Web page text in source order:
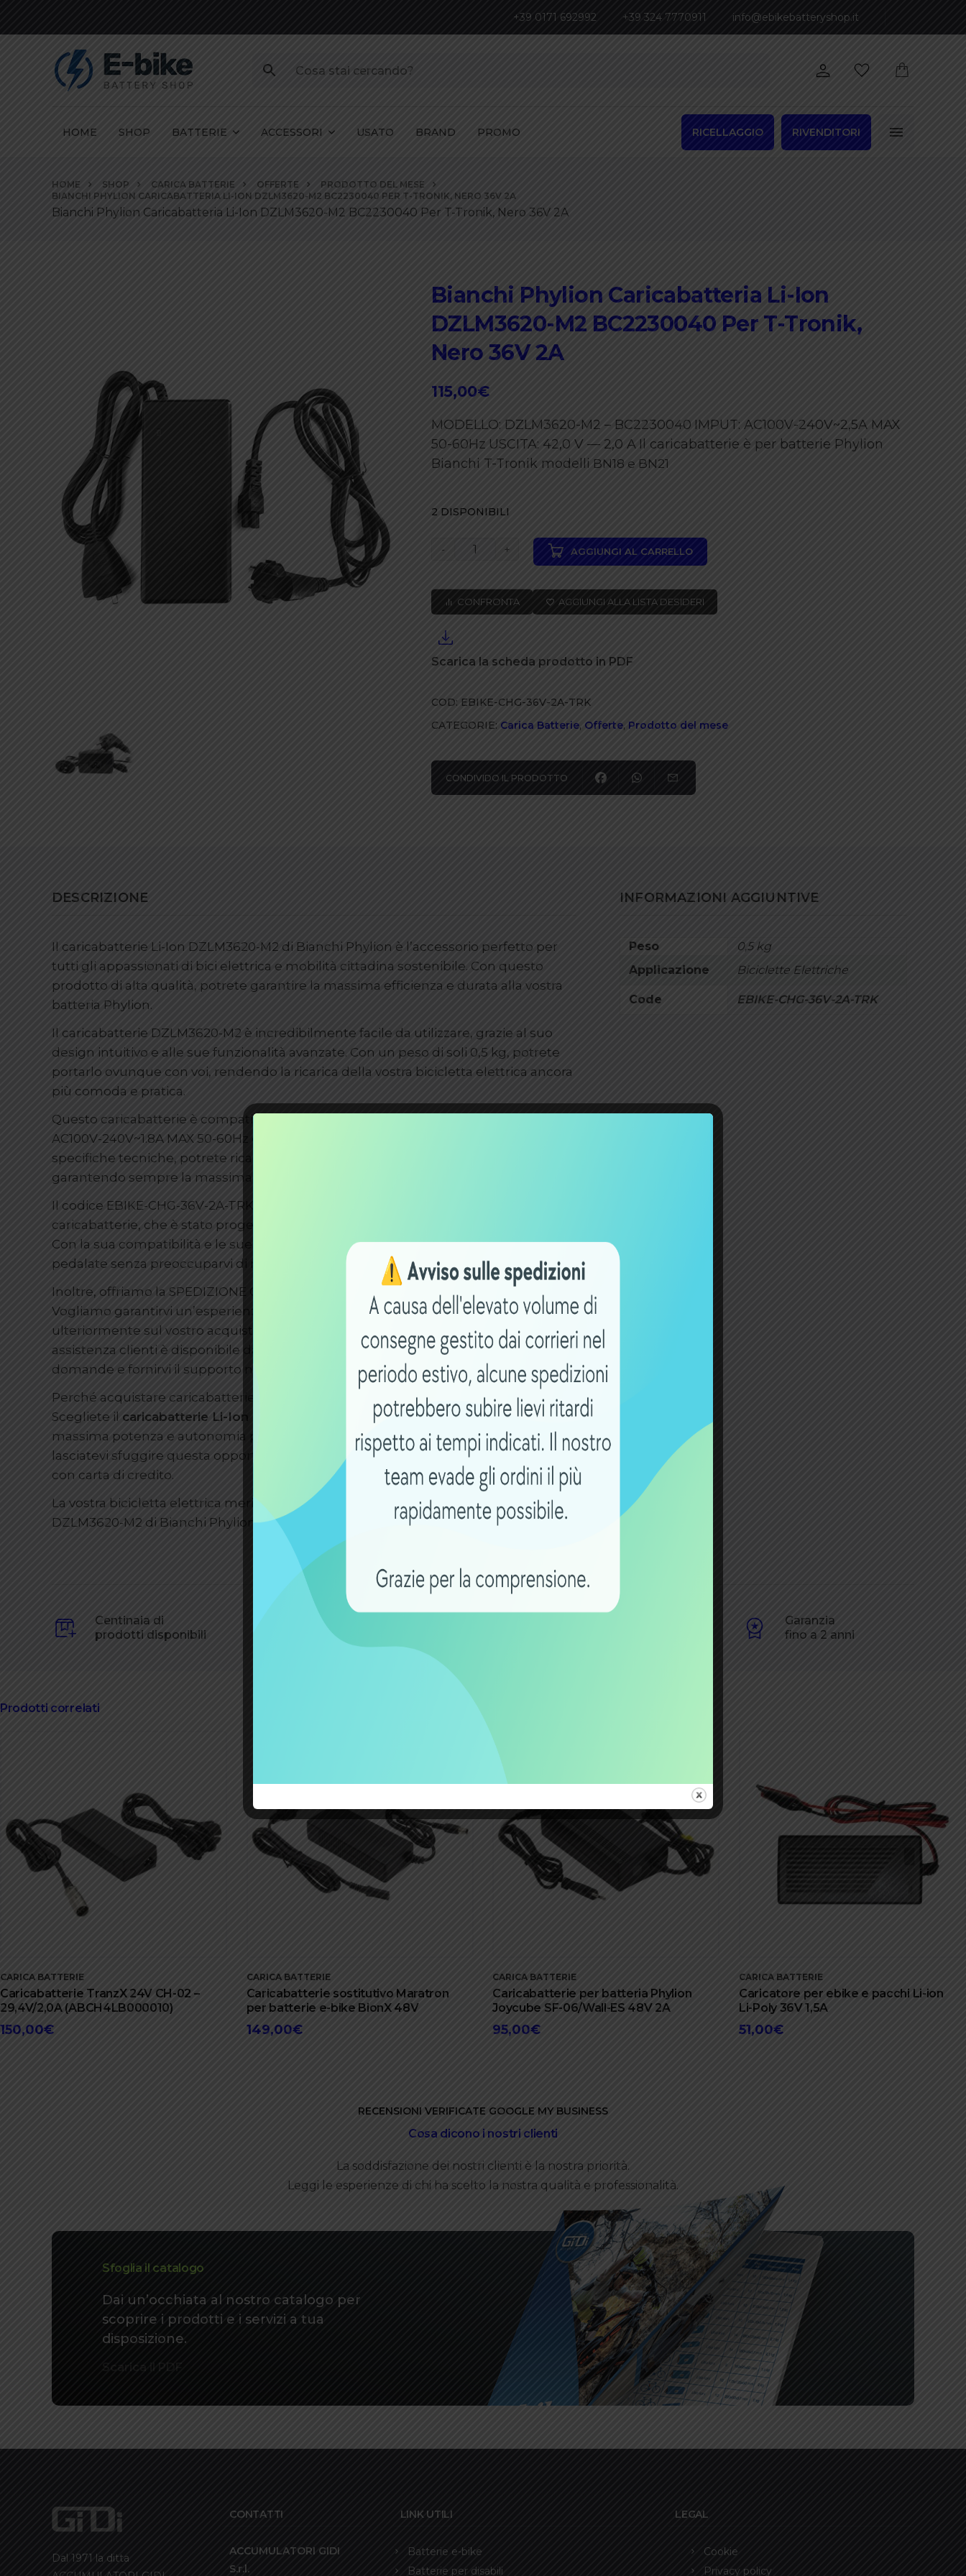
contenuti
+39 0171 692992 +39 324 7770911 info@ebikebatteryshop.it
HOME SHOP BATTERIE ACCESSORI USATO BRAND PROMO RICELLAGGIO RIVENDITORI
HOME SHOP CARICA BATTERIE OFFERTE
PRODOTTO DEL MESE
BIANCHI PHYLION CARICABATTERIA LI-ION DZLM3620-M2 BC2230040 PER T-TRONIK, NERO 36V 2A
Bianchi Phylion Caricabatteria Li-Ion DZLM3620-M2 BC2230040 Per T-Tronik, Nero 36V 2A
Bianchi Phylion Caricabatteria Li-Ion
DZLM3620-M2 BC2230040 Per T-Tronik,
Nero 36V 2A
115,00€
MODELLO: DZLM3620-M2 – BC2230040 IMPUT: AC100V-240V~2,5A MAX
50-60Hz USCITA: 42,0 V — 2,0 A Il caricabatterie è per batterie Phylion
Bianchi T-Tronik modelli BN18 e BN21
2 DISPONIBILI
Bianchi
Li-
M2
Per
T-
Nero
36V
AGGIUNGI AL CARRELLO
CONFRONTA AGGIUNGI ALLA LISTA DESIDERI
Scarica la scheda prodotto in PDF
COD: EBIKE-CHG-36V-2A-TRK
CATEGORIE: Carica Batterie, Offerte, Prodotto del mese
CONDIVIDO IL PRODOTTO
DESCRIZIONE
Il caricabatterie Li-Ion DZLM3620-M2 di Bianchi Phylion è l’accessorio perfetto per
tutti gli appassionati di bici elettrica e mobilità cittadina sostenibile. Con questo
prodotto di alta qualità, potrete garantire la massima efficienza e durata alla vostra
batteria Phylion.
Il caricabatterie DZLM3620-M2 è incredibilmente facile da utilizzare, grazie al suo
design intuitivo e alle sue funzionalità avanzate. Con un peso di soli 0,5 kg, potrete
portarlo ovunque con voi, rendendo la ricarica della vostra bicicletta elettrica ancora
più comoda e pratica.
Questo caricabatterie è compatibile con le batterie Phylion e offre un’imput di
AC100V-240V~1.8A MAX 50-60Hz e un’uscita di 42,0 V — 2,0 A. Grazie a queste
specifiche tecniche, potrete ricaricare la vostra batteria in modo rapido e sicuro,
garantendo sempre la massima potenza e autonomia alla vostra bicicletta elettrica.
Il codice EBIKE-CHG-36V-2A-TRK vi permetterà di identificare facilmente questo
caricabatterie, che è stato progettato appositamente per le biciclette elettriche.
Con la sua compatibilità e le sue prestazioni eccellenti, potrete godere di lunghe
pedalate senza preoccuparvi di rimanere senza energia.
Inoltre, offriamo la SPEDIZIONE GRATUITA in Italia per ordini superiori a 60€.
Vogliamo garantirvi un’esperienza di acquisto senza pensieri, facendovi risparmiare
ulteriormente sul vostro acquisto. E se avete bisogno di assistenza, il nostro team di
assistenza clienti è disponibile dal lunedì al venerdì per rispondere a tutte le vostre
domande e fornirvi il supporto necessario.
Perché acquistare caricabatterie Li-Ion DZLM3620-M2 di Bianchi Phylion
Scegliete il caricabatterie Li-Ion DZLM3620-M2 di Bianchi Phylion e garantitevi la
massima potenza e autonomia per le vostre avventure in bicicletta elettrica. Non
lasciatevi sfuggire questa opportunità e acquistatelo oggi stesso. Pagamenti sicuri
con carta di credito.
La vostra bicicletta elettrica merita il meglio, scegliete il caricabatterie Li-Ion
DZLM3620-M2 di Bianchi Phylion e pedalate con stile e sicurezza.
INFORMAZIONI AGGIUNTIVE
Peso
0,5 kg
Applicazione
Biciclette Elettriche
Code EBIKE-CHG-36V-2A-TRK
Centinaia di
prodotti disponibili
offerte aziendali
Garanzia
fino a 2 anni
Prodotti correlati
CARICA BATTERIE
Caricabatterie TranzX 24V CH-02 –
29,4V/2,0A (ABCH4LB000010)
150,00€
CARICA BATTERIE
Caricabatterie sostitutivo Maratron
per batterie e-bike BionX 48V
149,00€
CARICA BATTERIE
Caricabatterie per batteria Phylion
Joycube SF-06/Wall-ES 48V 2A
95,00€
CARICA BATTERIE
Caricatore per ebike e pacchi Li-ion
Li-Poly 36V 1,5A
51,00€
RECENSIONI VERIFICATE GOOGLE MY BUSINESS
Cosa dicono i nostri clienti
La soddisfazione dei nostri clienti è la nostra priorità.
Leggi le esperienze di chi ha scelto la nostra qualità e professionalità.
Sfoglia il catalogo
Dai un’occhiata al nostro catalogo per
scoprire i prodotti e i servizi a tua
disposizione.
Scarica il PDF
Dal 1971 la ditta
CONTATTI
ACCUMULATORI GIDI
S.r.l.
LINK UTILI
Batterie e-bike
Batterie per disabili
LEGAL
Cookie
Privacy policy